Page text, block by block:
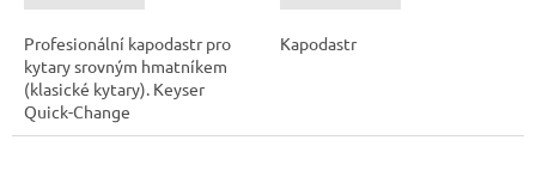
Profesionální kapodastr pro
kytary srovným hmatníkem
(klasické kytary). Keyser
Quick-Change
Kapodastr